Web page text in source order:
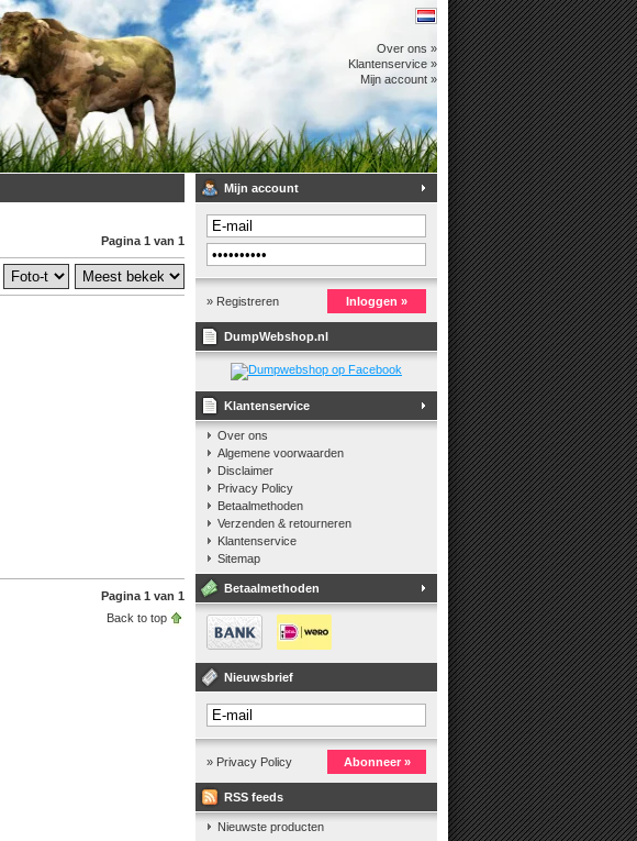
Over ons »
Klantenservice »
Mijn account »
Pagina 1 van 1
Pagina 1 van 1
Back to top
Mijn account
» Registreren Inloggen »
DumpWebshop.nl
Klantenservice
Over ons
Algemene voorwaarden
Disclaimer
Privacy Policy
Betaalmethoden
Verzenden & retourneren
Klantenservice
Sitemap
Betaalmethoden
Nieuwsbrief
» Privacy Policy Abonneer »
RSS feeds
Nieuwste producten